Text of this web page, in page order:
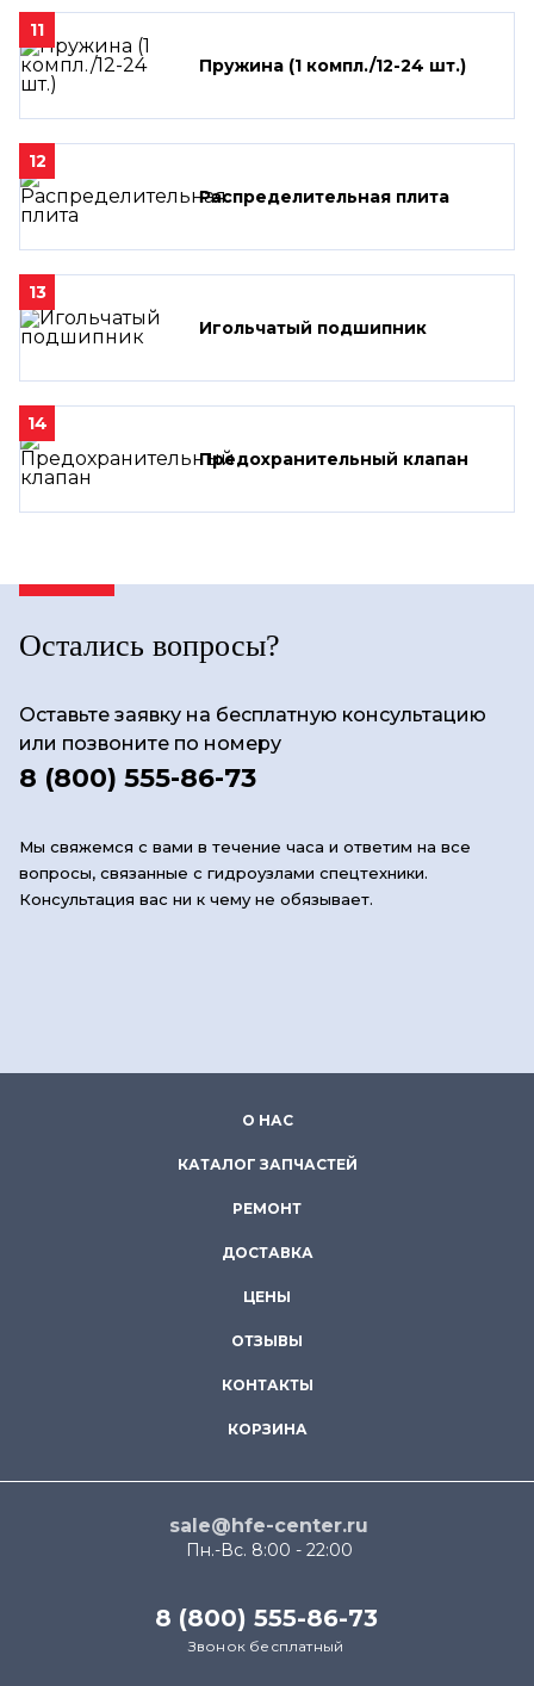
11
Пружина (1 компл./12-24 шт.)
12
Распределительная плита
13
Игольчатый подшипник
14
Предохранительный клапан
Остались вопросы?
Оставьте заявку на бесплатную консультацию
или позвоните по номеру
8 (800) 555-86-73
Мы свяжемся с вами в течение часа и ответим на все
вопросы, связанные с гидроузлами спецтехники.
Консультация вас ни к чему не обязывает.
О НАС
КАТАЛОГ ЗАПЧАСТЕЙ
РЕМОНТ
ДОСТАВКА
ЦЕНЫ
ОТЗЫВЫ
КОНТАКТЫ
КОРЗИНА
sale@hfe-center.ru
Пн.-Вс. 8:00 - 22:00
8 (800) 555-86-73
Звонок бесплатный